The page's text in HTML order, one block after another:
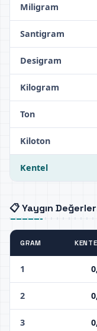
Miligram
Santigram
Desigram
Kilogram
Ton
Kiloton
Kentel
📋 Yaygın
GRAM
1
2
3